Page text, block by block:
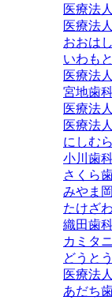
医療法
医療法
おおは
いわも
医療法
宮地歯
医療法
医療法
にしむ
小川歯
さくら
みやま
たけざ
織田歯
カミタ
どうと
医療法
あだち